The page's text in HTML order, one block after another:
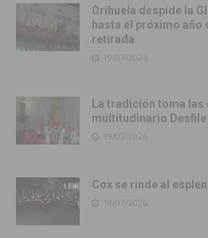
Orihuela despide la
hasta el próximo año
retirada
19/07/2026
La tradición toma las
multitudinario
19/07/2026
Cox se rinde al
18/07/2026